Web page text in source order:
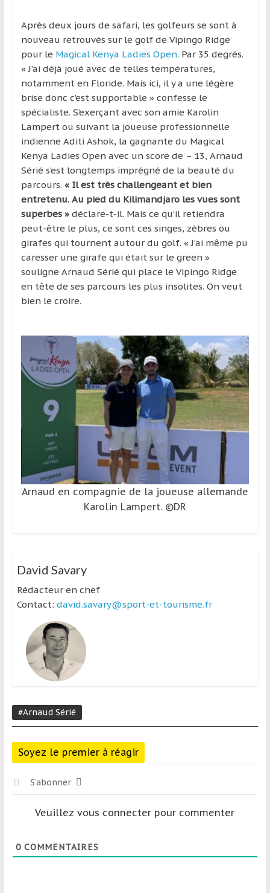
Après deux jours de safari, les golfeurs se sont à
nouveau retrouvés sur le golf de Vipingo Ridge
pour le Magical Kenya Ladies Open. Par 35 degrés.
« J’ai déjà joué avec de telles températures,
notamment en Floride. Mais ici, il y a une légère
brise donc c’est supportable » confesse le
spécialiste. S’exerçant avec son amie Karolin
Lampert ou suivant la joueuse professionnelle
indienne Aditi Ashok, la gagnante du Magical
Kenya Ladies Open avec un score de – 13, Arnaud
Sérié s’est longtemps imprégné de la beauté du
parcours. « Il est très challengeant et bien
entretenu. Au pied du Kilimandjaro les vues sont
superbes »déclare-t-il. Mais ce qu’il retiendra
peut-être le plus, ce sont ces singes, zèbres ou
girafes qui tournent autour du golf. « J’ai même pu
caresser une girafe qui était sur le green »
souligne Arnaud Sérié qui place le Vipingo Ridge
en tête de ses parcours les plus insolites. On veut
bien le croire.
Arnaud en compagnie de la joueuse allemande
Karolin Lampert. ©DR
David Savary
Rédacteur en chef
Contact: david.savary@sport-et-tourisme.fr
#Arnaud Sérié
Soyez le premier à réagir
S’abonner
Veuillez vous connecter pour commenter
0COMMENTAIRES